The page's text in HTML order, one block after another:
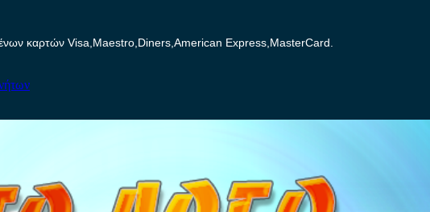
καρτών Visa,Maestro,Diners,American Express,MasterCard.